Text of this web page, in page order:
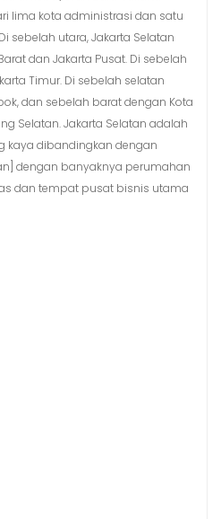
lima kota administrasi dan satu
sebelah utara, Jakarta Selatan
dan Jakarta Pusat. Di sebelah
Timur. Di sebelah selatan
dan sebelah barat dengan Kota
Selatan. Jakarta Selatan adalah
kaya dibandingkan dengan
dengan banyaknya perumahan
dan tempat pusat bisnis utama